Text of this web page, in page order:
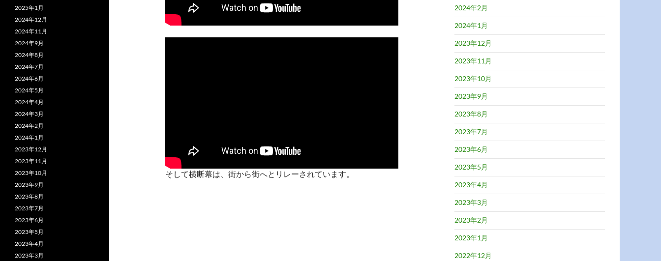
そして横断幕は、街から街へとリレーされています。
2024年2月
2024年1月
2023年12月
2023年11月
2023年10月
2023年9月
2023年8月
2023年7月
2023年6月
2023年5月
2023年4月
2023年3月
2023年2月
2023年1月
2022年12月
2025年1月
2024年12月
2024年11月
2024年9月
2024年8月
2024年7月
2024年6月
2024年5月
2024年4月
2024年3月
2024年2月
2024年1月
2023年12月
2023年11月
2023年10月
2023年9月
2023年8月
2023年7月
2023年6月
2023年5月
2023年4月
2023年3月